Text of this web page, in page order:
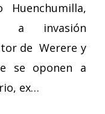
a invasión
de Werere y
se oponen a
ex…